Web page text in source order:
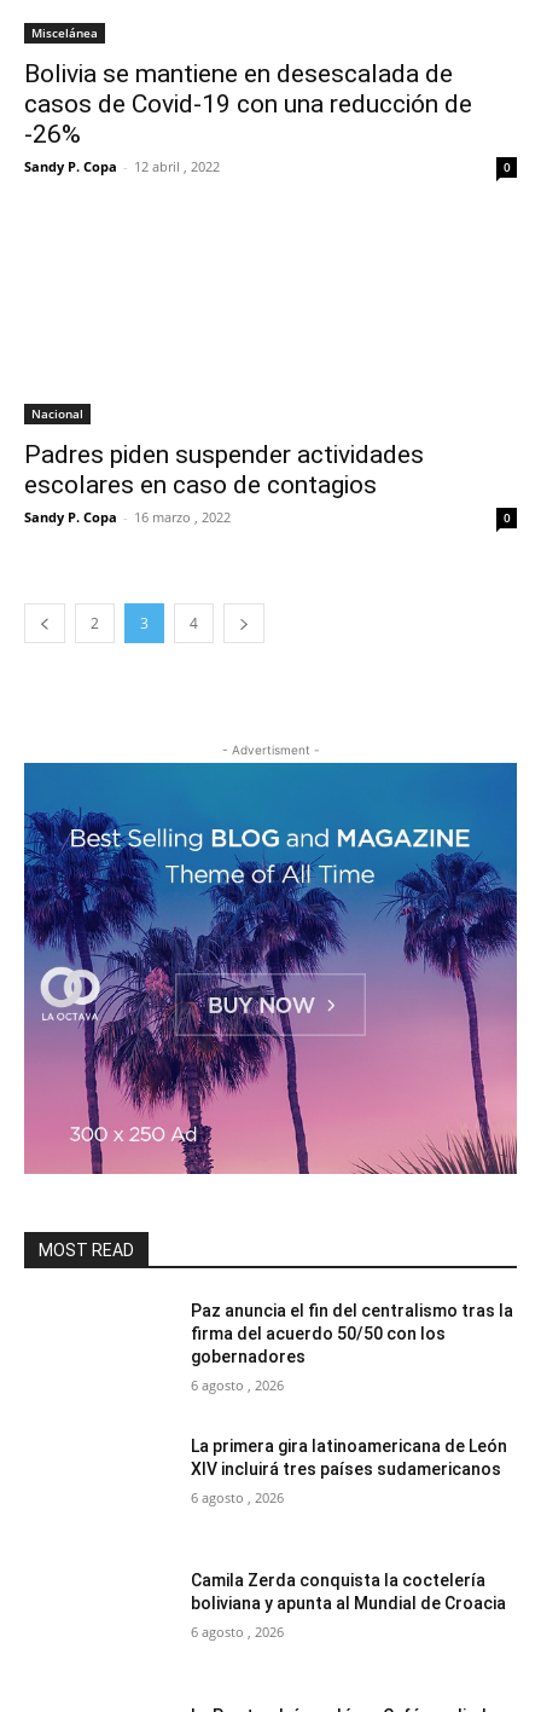
Miscelánea
Bolivia se mantiene en desescalada de
casos de Covid-19 con una reducción de
-26%
Sandy P. Copa - 12 abril , 2022 0
Nacional
Padres piden suspender actividades
escolares en caso de contagios
Sandy P. Copa - 16 marzo , 2022 0
2 3 4
- Advertisment -
MOST READ
Paz anuncia el fin del centralismo tras la
firma del acuerdo 50/50 con los
gobernadores
6 agosto , 2026
La primera gira latinoamericana de León
XIV incluirá tres países sudamericanos
6 agosto , 2026
Camila Zerda conquista la coctelería
boliviana y apunta al Mundial de Croacia
6 agosto , 2026